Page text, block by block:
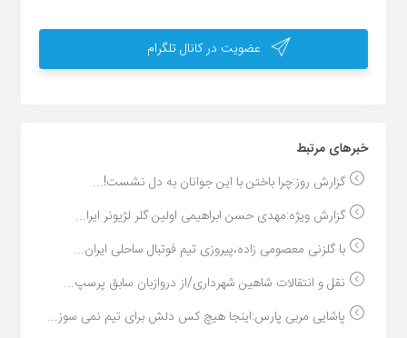
عضویت در کانال تلگرام
خبر‌های مرتبط
گزارش روز:چرا باختن با این جوانان به دل نشست!...
گزارش ویژه:مهدی حسن ابراهیمی اولین گلر لژیونر ایرا...
با گلزنی معصومی زاده،پیروزی تیم فوتبال ساحلی ایران...
نقل و انتقالات شاهین شهرداری/از دروازبان سابق پرسپ...
پاشایی مربی پارس:اینجا هیچ کس دلش برای تیم نمی سوز...